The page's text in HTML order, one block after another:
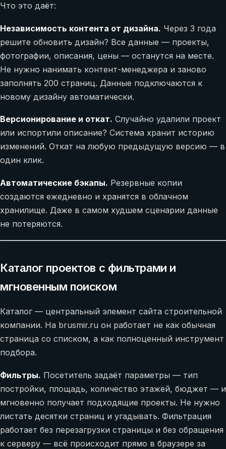
Что это даёт:
Независимость контента от дизайна. Через 3 года
решите обновить дизайн? Все данные — проекты,
фотографии, описания, цены — останутся на месте.
Не нужно нанимать контент-менеджера и заново
заполнять 200 страниц. Данные подключаются к
новому дизайну автоматически.
Версионирование и откат. Случайно удалили проект
или испортили описание? Система хранит историю
изменений. Откат на любую предыдущую версию — в
один клик.
Автоматические бэкапы. Резервные копии
создаются ежедневно и хранятся в облачном
хранилище. Даже в самом худшем сценарии данные
не потеряются.
Каталог проектов с фильтрами и
мгновенным поиском
Каталог — центральный элемент сайта строительной
компании. На brusmir.ru он работает не как обычная
страница со списком, а как полноценный инструмент
подбора.
Фильтры. Посетитель задаёт параметры — тип
постройки, площадь, количество этажей, бюджет — и
мгновенно получает подходящие проекты. Не нужно
листать десятки страниц и угадывать. Фильтрация
работает без перезагрузки страницы и без обращения
к серверу — всё происходит прямо в браузере за